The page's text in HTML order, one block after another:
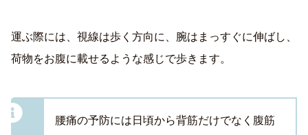
運ぶ際には、視線は歩く方向に、腕はまっすぐに伸ばし、
荷物をお腹に載せるような感じで歩きます。
腰痛の予防には日頃から背筋だけでなく腹筋